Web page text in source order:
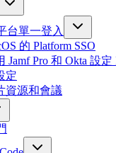
台單一登入
的 Platform SSO
Jamf Pro 和 Okta 設定
定
資源和會議